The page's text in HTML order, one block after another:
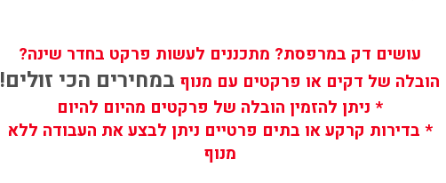
עושים דק במרפסת? מתכננים לעשות פרקט בחדר שינה?
הובלה של דקים או פרקטים עם מנוף במחירים הכי זולים!
* ניתן להזמין הובלה של פרקטים מהיום להיום
* בדירות קרקע או בתים פרטיים ניתן לבצע את העבודה ללא
מנוף